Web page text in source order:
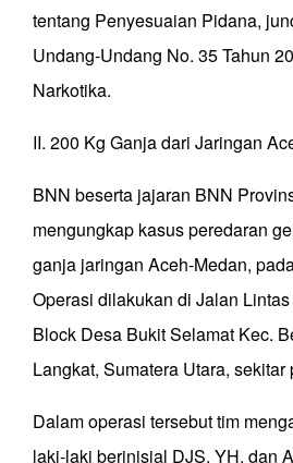
tentang Penyesuaian Pidana,
Undang-Undang No. 35 Tahun
Narkotika.
II. 200 Kg Ganja dari Jaringan
BNN beserta jajaran BNN
mengungkap kasus peredaran
ganja jaringan Aceh-Medan,
Operasi dilakukan di Jalan
Block Desa Bukit Selamat Kec.
Langkat, Sumatera Utara, sekitar
Dalam operasi tersebut tim
laki-laki berinisial DJS, YH, dan